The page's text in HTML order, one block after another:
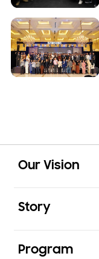
Our Vision
Story
Program